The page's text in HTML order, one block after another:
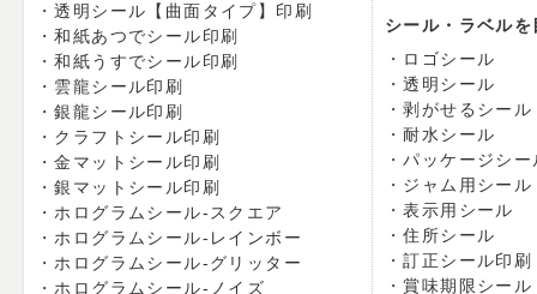
透明シール【曲面タイプ】印刷
和紙あつでシール印刷
和紙うすでシール印刷
雲龍シール印刷
銀龍シール印刷
クラフトシール印刷
金マットシール印刷
銀マットシール印刷
ホログラムシール-スクエア
ホログラムシール-レインボー
ホログラムシール-グリッター
ホログラムシール-ノイズ
シール・ラベル
ロゴシール
透明シール
剥がせるシール
耐水シール
パッケージシー
ジャム用シール
表示用シール
住所シール
訂正シール印刷
賞味期限シール